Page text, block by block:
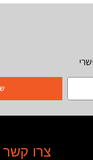
צרו קשר